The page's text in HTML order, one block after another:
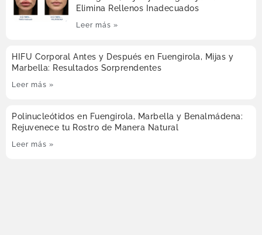
Elimina Rellenos Inadecuados
Leer más »
HIFU Corporal Antes y Después en Fuengirola, Mijas y
Marbella: Resultados Sorprendentes
Leer más »
Polinucleótidos en Fuengirola, Marbella y Benalmádena:
Rejuvenece tu Rostro de Manera Natural
Leer más »